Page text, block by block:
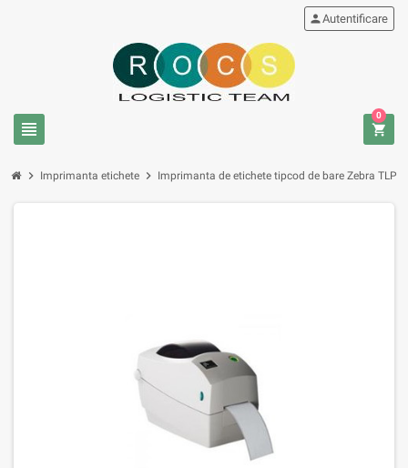
view_headline
personAutentificare
shopping_cart
0
chevron_right Imprimanta etichete chevron_right Imprimanta de etichete tipcod de bare Zebra TLP